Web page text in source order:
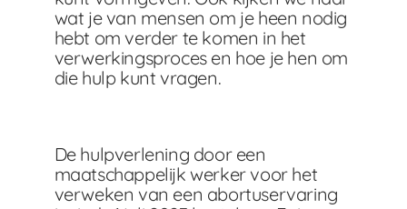
wat je van mensen om je heen nodig
hebt om verder te komen in het
verwerkingsproces en hoe je hen om
die hulp kunt vragen.
De hulpverlening door een
maatschappelijk werker voor het
verweken van een abortuservaring